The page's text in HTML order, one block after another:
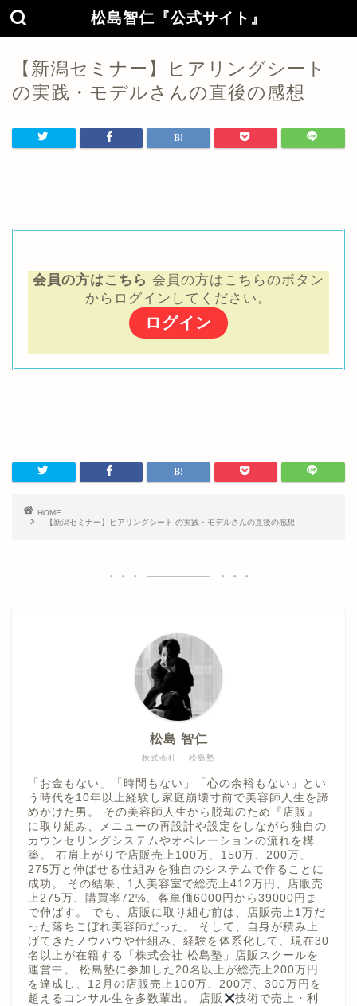
松島智仁『公式サイト』
【新潟セミナー】ヒアリングシート
の実践・モデルさんの直後の感想
会員の方はこちら 会員の方はこちらのボタン
からログインしてください。
ログイン
HOME
【新潟セミナー】ヒアリングシート の実践・モデルさんの直後の感想
株式会社 松島塾
松島 智仁
「お金もない」「時間もない」「心の余裕もない」とい
う時代を10年以上経験し家庭崩壊寸前で美容師人生を諦
めかけた男。 その美容師人生から脱却のため『店販』
に取り組み、メニューの再設計や設定をしながら独自の
カウンセリングシステムやオペレーションの流れを構
築。 右肩上がりで店販売上100万、150万、200万、
275万と伸ばせる仕組みを独自のシステムで作ることに
成功。 その結果、1人美容室で総売上412万円、店販売
上275万、購買率72%、客単価6000円から39000円ま
で伸ばす。 でも、店販に取り組む前は、店販売上1万だ
った落ちこぼれ美容師だった。 そして、自身が積み上
げてきたノウハウや仕組み、経験を体系化して、現在30
名以上が在籍する「株式会社 松島塾」店販スクールを
運営中。 松島塾に参加した20名以上が総売上200万円
を達成し、12月の店販売上100万、200万、300万円を
超えるコンサル生を多数輩出。 店販
技術で売上・利